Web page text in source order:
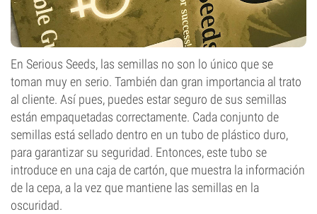
En Serious Seeds, las semillas no son lo único que se
toman muy en serio. También dan gran importancia al trato
al cliente. Así pues, puedes estar seguro de sus semillas
están empaquetadas correctamente. Cada conjunto de
semillas está sellado dentro en un tubo de plástico duro,
para garantizar su seguridad. Entonces, este tubo se
introduce en una caja de cartón, que muestra la información
de la cepa, a la vez que mantiene las semillas en la
oscuridad.